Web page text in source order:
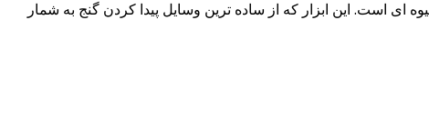
است. این ابزار که از ساده ترین وسایل پیدا کردن گنج به شمار